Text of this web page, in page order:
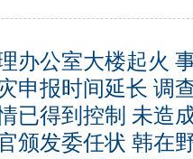
办公室大楼起火
申报时间延长 调
已得到控制 未造
颁发委任状 韩在